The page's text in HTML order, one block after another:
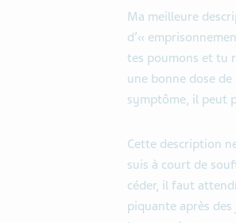
Ma meilleure
d’«
tes poumons et tu
une bonne dose
symptôme, il peut
Cette description
suis à court de
céder, il faut
piquante après des